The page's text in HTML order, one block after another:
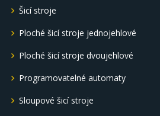
Šicí stroje
Ploché šicí stroje jednojehlové
Ploché šicí stroje dvoujehlové
Programovatelné automaty
Sloupové šicí stroje